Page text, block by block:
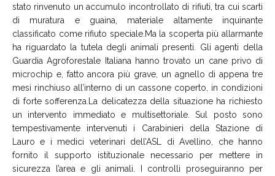
stato rinvenuto un accumulo incontrollato di rifiuti, tra cui scarti
di muratura e guaina, materiale altamente inquinante
classificato come rifiuto speciale.Ma la scoperta più allarmante
ha riguardato la tutela degli animali presenti. Gli agenti della
Guardia Agroforestale Italiana hanno trovato un cane privo di
microchip e, fatto ancora più grave, un agnello di appena tre
mesi rinchiuso all’interno di un cassone coperto, in condizioni
di forte sofferenza.La delicatezza della situazione ha richiesto
un intervento immediato e multisettoriale. Sul posto sono
tempestivamente intervenuti i Carabinieri della Stazione di
Lauro e i medici veterinari dell’ASL di Avellino, che hanno
fornito il supporto istituzionale necessario per mettere in
sicurezza l’area e gli animali. I controlli proseguiranno per